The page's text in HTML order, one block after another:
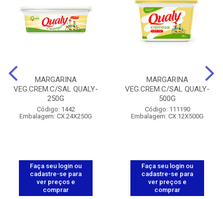
MARGARINA
VEG.CREM.C/SAL QUALY-
250G
Código: 1442
Embalagem: CX.24X250G
Faça seu login ou
cadastre-se para
ver preços e
comprar
MARGARINA
VEG.CREM.C/SAL QUALY-
500G
Código: 111190
Embalagem: CX.12X500G
Faça seu login ou
cadastre-se para
ver preços e
comprar